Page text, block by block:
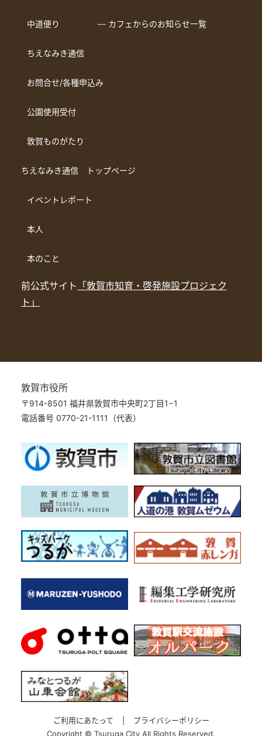
中道便り ― カフェからのお知らせ一覧
ちえなみき通信
お問合せ/各種申込み
公園使用受付
敦賀ものがたり
ちえなみき通信 トップページ
イベントレポート
本人
本のこと
前公式サイト 「敦賀市知育・啓発施設プロジェク
ト」
敦賀市役所
〒914-8501 福井県敦賀市中央町2丁目1−1
電話番号 0770-21-1111（代表）
ご利用にあたって
プライバシーポリシー
Copyright © Tsuruga City All Rights Reserved.